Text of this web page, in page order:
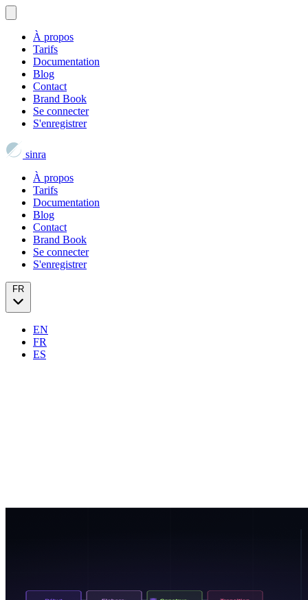
À propos
Tarifs
Documentation
Blog
Contact
Brand Book
Se connecter
S'enregistrer
sinra
À propos
Tarifs
Documentation
Blog
Contact
Brand Book
Se connecter
S'enregistrer
EN
FR
ES